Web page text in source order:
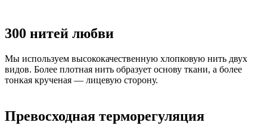
300 нитей любви
Мы используем высококачественную хлопковую нить двух
видов. Более плотная нить образует основу ткани, а более
тонкая крученая — лицевую сторону.
Превосходная терморегуляция